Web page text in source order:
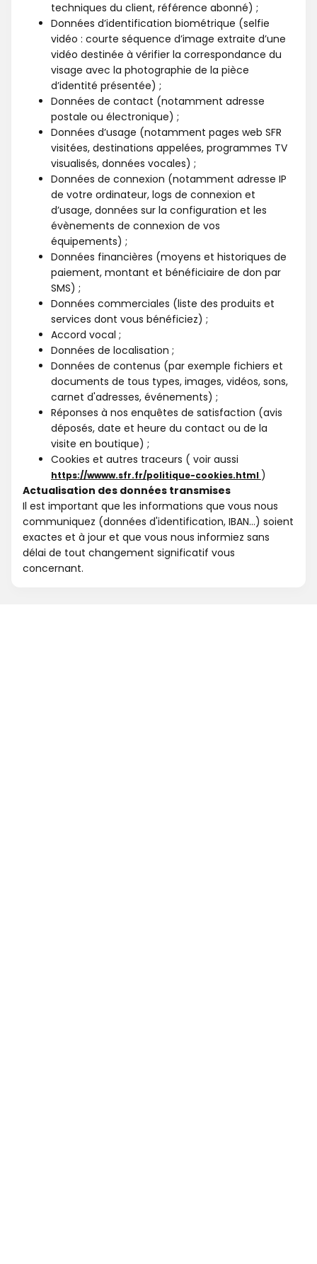
techniques du client, référence abonné) ;
Données d’identification biométrique (selfie
vidéo : courte séquence d’image extraite d’une
vidéo destinée à vérifier la correspondance du
visage avec la photographie de la pièce
d’identité présentée) ;
Données de contact (notamment adresse
postale ou électronique) ;
Données d’usage (notamment pages web SFR
visitées, destinations appelées, programmes TV
visualisés, données vocales) ;
Données de connexion (notamment adresse IP
de votre ordinateur, logs de connexion et
d’usage, données sur la configuration et les
évènements de connexion de vos
équipements) ;
Données financières (moyens et historiques de
paiement, montant et bénéficiaire de don par
SMS) ;
Données commerciales (liste des produits et
services dont vous bénéficiez) ;
Accord vocal ;
Données de localisation ;
Données de contenus (par exemple fichiers et
documents de tous types, images, vidéos, sons,
carnet d'adresses, événements) ;
Réponses à nos enquêtes de satisfaction (avis
déposés, date et heure du contact ou de la
visite en boutique) ;
Cookies et autres traceurs ( voir aussi
https://wwww.sfr.fr/politique-cookies.html )
Actualisation des données transmises
Il est important que les informations que vous nous
communiquez (données d'identification, IBAN...) soient
exactes et à jour et que vous nous informiez sans
délai de tout changement significatif vous
concernant.